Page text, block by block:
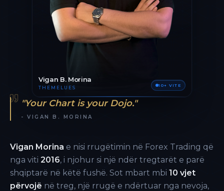
Vigan B. Morina
THEMELUES 10+ VITE
"Your Chart is your Dojo."
- VIGAN B. MORINA
Vigan Morina e nisi rrugëtimin në Forex Trading që
nga viti 2016, i njohur si një ndër tregtarët e parë
shqiptarë në këtë fushë. Sot mbart mbi 10 vjet
përvojë në treg, një rrugë e ndërtuar nga nevoja,